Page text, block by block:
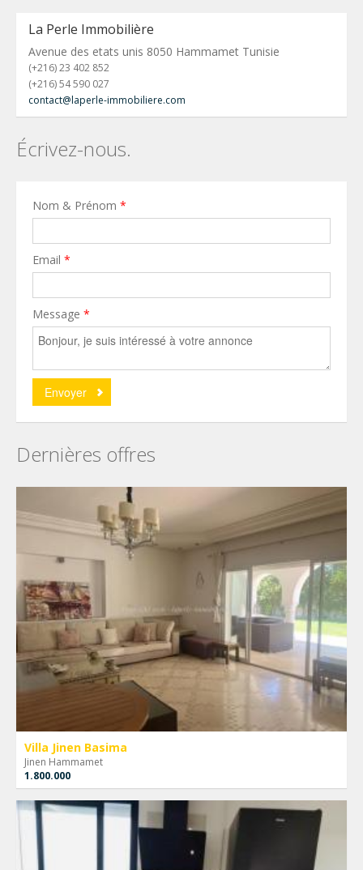
La Perle Immobilière
Avenue des etats unis 8050 Hammamet Tunisie
(+216) 23 402 852
(+216) 54 590 027
contact@laperle-immobiliere.com
Écrivez-nous.
Nom & Prénom *
Email *
Message *
Dernières offres
Villa Jinen Basima
Jinen Hammamet
1.800.000